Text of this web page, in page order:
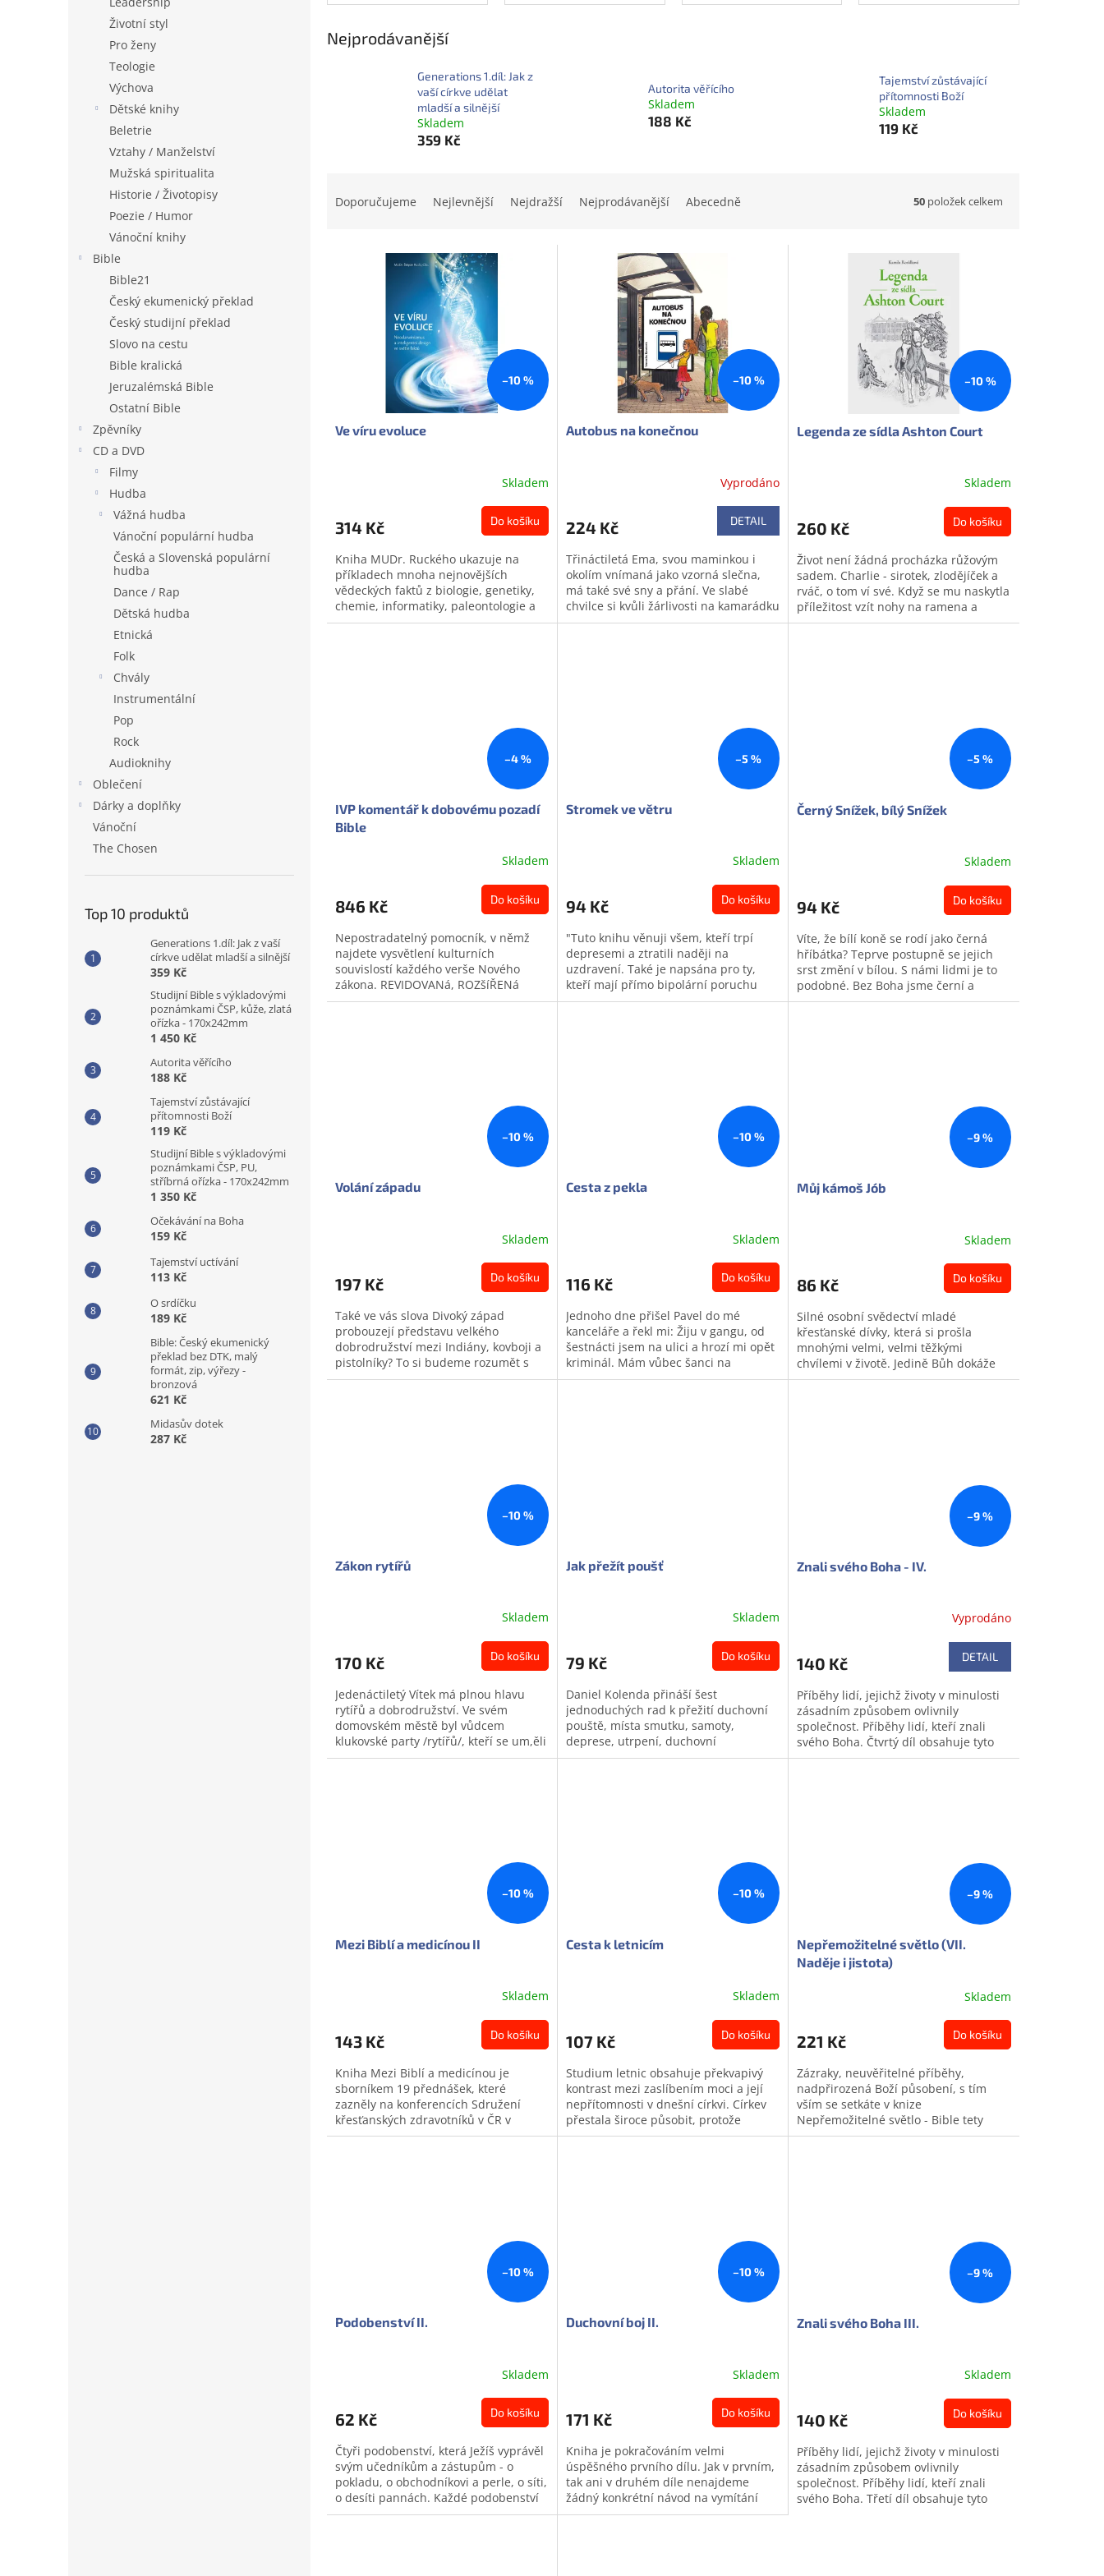
Životní styl
Pro ženy
Teologie
Výchova
Dětské knihy
Beletrie
Vztahy / Manželství
Mužská spiritualita
Historie / Životopisy
Poezie / Humor
Vánoční knihy
Bible
Bible21
Český ekumenický překlad
Český studijní překlad
Slovo na cestu
Bible kralická
Jeruzalémská Bible
Ostatní Bible
Zpěvníky
CD a DVD
Filmy
Hudba
Vážná hudba
Vánoční populární hudba
Česká a Slovenská populární
hudba
Dance / Rap
Dětská hudba
Etnická
Folk
Chvály
Instrumentální
Pop
Rock
Audioknihy
Oblečení
Dárky a doplňky
Vánoční
The Chosen
Top 10 produktů
Generations 1.díl: Jak z vaší
církve udělat mladší a silnější
359 Kč
Studijní Bible s výkladovými
poznámkami ČSP, kůže, zlatá
ořízka - 170x242mm
1 450 Kč
Autorita věřícího
188 Kč
Tajemství zůstávající
přítomnosti Boží
119 Kč
Studijní Bible s výkladovými
poznámkami ČSP, PU,
stříbrná ořízka - 170x242mm
1 350 Kč
Očekávání na Boha
159 Kč
Tajemství uctívání
113 Kč
O srdíčku
189 Kč
Bible: Český ekumenický
překlad bez DTK, malý
formát, zip, výřezy -
bronzová
621 Kč
Midasův dotek
287 Kč
Nejprodávanější
Generations 1.díl: Jak z
vaší církve udělat
mladší a silnější
Skladem
359 Kč
Autorita věřícího
Skladem
188 Kč
Tajemství zůstávající
přítomnosti Boží
Skladem
119 Kč
Doporučujeme Nejlevnější Nejdražší Nejprodávanější Abecedně 50 položek celkem
–10 %
Ve víru evoluce
je
z
5
hvězdiček.
Skladem
314 Kč Do košíku
Kniha MUDr. Ruckého ukazuje na
příkladech mnoha nejnovějších
vědeckých faktů z biologie, genetiky,
chemie, informatiky, paleontologie a
dalších oborů, že nové vědecké
–10 %
Autobus na konečnou
Vyprodáno
224 Kč DETAIL
Třináctiletá Ema, svou maminkou i
okolím vnímaná jako vzorná slečna,
má také své sny a přání. Ve slabé
chvilce si kvůli žárlivosti na kamarádku
vypomůže malou lží, jenže...
–10 %
Legenda ze sídla Ashton Court
Skladem
260 Kč Do košíku
Život není žádná procházka růžovým
sadem. Charlie - sirotek, zlodějíček a
rváč, o tom ví své. Když se mu naskytla
příležitost vzít nohy na ramena a
opustit staré kumpány, chytil...
–4 %
IVP komentář k dobovému pozadí
Bible
Skladem
846 Kč Do košíku
Nepostradatelný pomocník, v němž
najdete vysvětlení kulturních
souvislostí každého verše Nového
zákona. REVIDOVANá, ROZšíŘENá
VERZE Má-li člověk dobře porozumět
–5 %
Stromek ve větru
Skladem
94 Kč Do košíku
"Tuto knihu věnuji všem, kteří trpí
depresemi a ztratili naději na
uzdravení. Také je napsána pro ty,
kteří mají přímo bipolární poruchu
nebo mají ve své rodině či blízkém
–5 %
Černý Snížek, bílý Snížek
Skladem
94 Kč Do košíku
Víte, že bílí koně se rodí jako černá
hříbátka? Teprve postupně se jejich
srst změní v bílou. S námi lidmi je to
podobné. Bez Boha jsme černí a
ušmudlaní od hříchu. Když ale...
–10 %
Volání západu
Skladem
197 Kč Do košíku
Také ve vás slova Divoký západ
probouzejí představu velkého
dobrodružství mezi Indiány, kovboji a
pistolníky? To si budeme rozumět s
Christianem! Tolik by si přál zažít
–10 %
Cesta z pekla
Skladem
116 Kč Do košíku
Jednoho dne přišel Pavel do mé
kanceláře a řekl mi: Žiju v gangu, od
šestnácti jsem na ulici a hrozí mi opět
kriminál. Mám vůbec šanci na
normální život? - Následovaly tři
–9 %
Můj kámoš Jób
Skladem
86 Kč Do košíku
Silné osobní svědectví mladé
křesťanské dívky, která si prošla
mnohými velmi, velmi těžkými
chvílemi v životě. Jedině Bůh dokáže
proměnit bolest v požehnání. Někdy
–10 %
Zákon rytířů
Skladem
170 Kč Do košíku
Jedenáctiletý Vítek má plnou hlavu
rytířů a dobrodružství. Ve svém
domovském městě byl vůdcem
klukovské party /rytířů/, kteří se um,ěli
udatně prát a bojovat, dokud tatínek...
Jak přežít poušť
Skladem
79 Kč Do košíku
Daniel Kolenda přináší šest
jednoduchých rad k přežití duchovní
pouště, místa smutku, samoty,
deprese, utrpení, duchovní
vyprahlosti a sucha. Toto nepříjemné
–9 %
Znali svého Boha - IV.
Vyprodáno
140 Kč DETAIL
Příběhy lidí, jejichž životy v minulosti
zásadním způsobem ovlivnily
společnost. Příběhy lidí, kteří znali
svého Boha. Čtvrtý díl obsahuje tyto
životopisy: Phillip a Matthew...
–10 %
Mezi Biblí a medicínou II
Skladem
143 Kč Do košíku
Kniha Mezi Biblí a medicínou je
sborníkem 19 přednášek, které
zazněly na konferencích Sdružení
křesťanských zdravotníků v ČR v
posledních 9 letech. Jedenáct autorů -
–10 %
Cesta k letnicím
Skladem
107 Kč Do košíku
Studium letnic obsahuje překvapivý
kontrast mezi zaslíbením moci a její
nepřítomnosti v dnešní církvi. Církev
přestala široce působit, protože
upadla její intenzivní víra a...
–9 %
Nepřemožitelné světlo (VII.
Naděje i jistota)
Skladem
221 Kč Do košíku
Zázraky, neuvěřitelné příběhy,
nadpřirozená Boží působení, s tím
vším se setkáte v knize
Nepřemožitelné světlo - Bible tety
mlynářky. Pohádka? Ne tak docela.
–10 %
Podobenství II.
Skladem
62 Kč Do košíku
Čtyři podobenství, která Ježíš vyprávěl
svým učedníkům a zástupům - o
pokladu, o obchodníkovi a perle, o síti,
o desíti pannách. Každé podobenství
je bohatě barevně ilustrováno...
–10 %
Duchovní boj II.
Skladem
171 Kč Do košíku
Kniha je pokračováním velmi
úspěšného prvního dílu. Jak v prvním,
tak ani v druhém díle nenajdeme
žádný konkrétní návod na vymítání
démonů, ale spíše jasný obraz toho,
–9 %
Znali svého Boha III.
Skladem
140 Kč Do košíku
Příběhy lidí, jejichž životy v minulosti
zásadním způsobem ovlivnily
společnost. Příběhy lidí, kteří znali
svého Boha. Třetí díl obsahuje tyto